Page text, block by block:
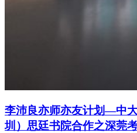
李沛良亦师亦友计划—中
圳）思廷书院合作之深莞